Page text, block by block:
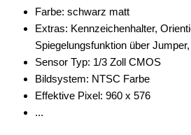
Farbe: schwarz matt
Extras: Kennzeichenhalter,
Spiegelungsfunktion über
Sensor Typ: 1/3 Zoll CMOS
Bildsystem: NTSC Farbe
Effektive Pixel: 960 x 576
...